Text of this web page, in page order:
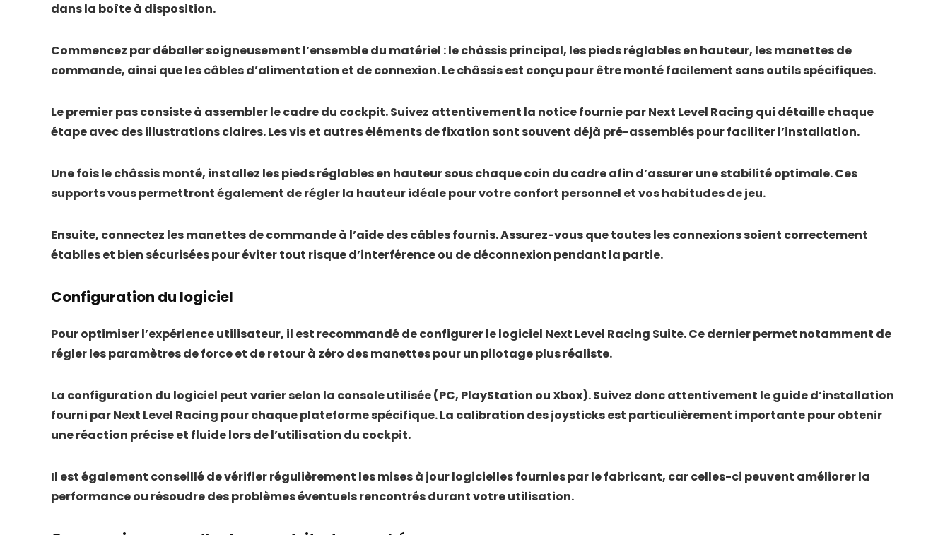
dans la boîte à disposition.
Commencez par déballer soigneusement l’ensemble du matériel : le châssis principal, les pieds réglables en hauteur, les manettes de
commande, ainsi que les câbles d’alimentation et de connexion. Le châssis est conçu pour être monté facilement sans outils spécifiques.
Le premier pas consiste à assembler le cadre du cockpit. Suivez attentivement la notice fournie par Next Level Racing qui détaille chaque
étape avec des illustrations claires. Les vis et autres éléments de fixation sont souvent déjà pré-assemblés pour faciliter l’installation.
Une fois le châssis monté, installez les pieds réglables en hauteur sous chaque coin du cadre afin d’assurer une stabilité optimale. Ces
supports vous permettront également de régler la hauteur idéale pour votre confort personnel et vos habitudes de jeu.
Ensuite, connectez les manettes de commande à l’aide des câbles fournis. Assurez-vous que toutes les connexions soient correctement
établies et bien sécurisées pour éviter tout risque d’interférence ou de déconnexion pendant la partie.
Configuration du logiciel
Pour optimiser l’expérience utilisateur, il est recommandé de configurer le logiciel Next Level Racing Suite. Ce dernier permet notamment de
régler les paramètres de force et de retour à zéro des manettes pour un pilotage plus réaliste.
La configuration du logiciel peut varier selon la console utilisée (PC, PlayStation ou Xbox). Suivez donc attentivement le guide d’installation
fourni par Next Level Racing pour chaque plateforme spécifique. La calibration des joysticks est particulièrement importante pour obtenir
une réaction précise et fluide lors de l’utilisation du cockpit.
Il est également conseillé de vérifier régulièrement les mises à jour logicielles fournies par le fabricant, car celles-ci peuvent améliorer la
performance ou résoudre des problèmes éventuels rencontrés durant votre utilisation.